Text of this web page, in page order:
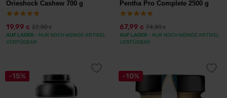
Orieshock Cashew 700 g
19,99 € 22,90€
AUF LAGER - NUR NOCH WENIGE ARTIKEL
VERFÜGBAR
Pentha Pro Complete 2500 g
67,99 € 74,90€
AUF LAGER - NUR NOCH WENIGE ARTIKEL
VERFÜGBAR
-15% -10%